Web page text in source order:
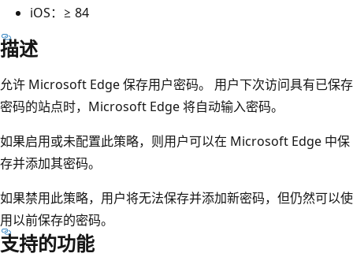
iOS：≥ 84
描述
允许 Microsoft Edge 保存用户密码。 用户下次访问具有已保存
密码的站点时，Microsoft Edge 将自动输入密码。
如果启用或未配置此策略，则用户可以在 Microsoft Edge 中保
存并添加其密码。
如果禁用此策略，用户将无法保存并添加新密码，但仍然可以使
用以前保存的密码。
支持的功能